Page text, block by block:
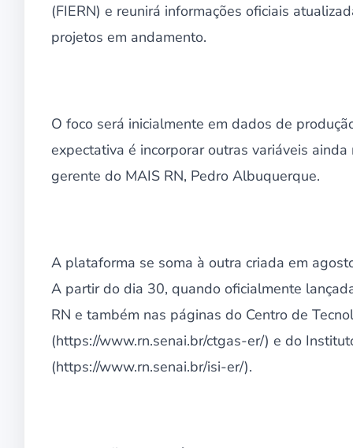
(FIERN) e reunirá informações oficiais
projetos em andamento.
O foco será inicialmente em dados de
expectativa é incorporar outras variáveis
gerente do MAIS RN, Pedro Albuquerque.
A plataforma se soma à outra criada em
A partir do dia 30, quando oficialmente
RN e também nas páginas do Centro de
(https://www.rn.senai.br/ctgas-er/) e do
(https://www.rn.senai.br/isi-er/).